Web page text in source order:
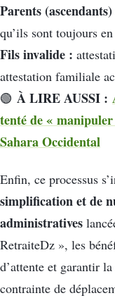
Parents
qu’ils sont toujours
Fils invalide :
attestation familiale
🟢 À LIRE AUSSI :
tenté de «
Sahara Occidental
Enfin, ce processus
simplification et de
administratives
RetraiteDz », les
d’attente et garantir
contrainte de